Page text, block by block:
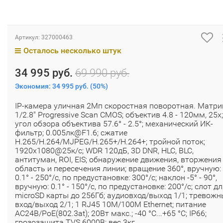
Артикул: 327000463
Осталось несколько штук
34 995 руб. 69 990 руб.
Экономия: 34 995 руб. (50%)
IP-камера уличная 2Мп скоростная поворотная.
1/2.8" Progressive Scan CMOS; объектив 4.8 - 120мм, 25x;
угол обзора объектива 57.6° - 2.5°; механический ИК-
фильтр; 0.005лк@F1.6; сжатие
H.265/H.264/MJPEG/H.265+/H.264+; тройной поток;
1920х1080@25к/с; WDR 120дБ, 3D DNR, HLC, BLC,
антитуман, ROI, EIS; обнаружение движения,
область и пересечения линии; вращение 360°, вручную:
0.1° - 250°/с, по предустановке: 300°/с; наклон -5° - 90°,
вручную: 0.1° - 150°/с, по предустановке: 200°/с; слот
microSD карты до 256Гб; аудиовход/выход 1/1;
вход/выход 2/1; 1 RJ45 10M/100M Ethernet; питание
AC24В/PoE(802.3at); 20Вт макс.; -40 °C...+65 °C; IP66;